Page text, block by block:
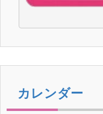
カレンダー